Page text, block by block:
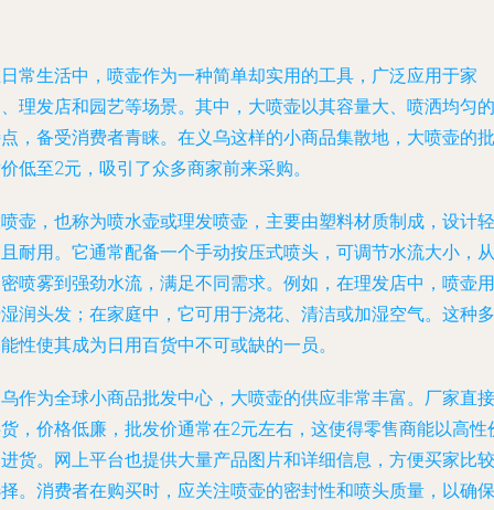
常生活中，喷壶作为一种简单却实用的工具，广泛应用于家
理发店和园艺等场景。其中，大喷壶以其容量大、喷洒均匀的
，备受消费者青睐。在义乌这样的小商品集散地，大喷壶的批
低至2元，吸引了众多商家前来采购。
壶，也称为喷水壶或理发喷壶，主要由塑料材质制成，设计轻
耐用。它通常配备一个手动按压式喷头，可调节水流大小，从
喷雾到强劲水流，满足不同需求。例如，在理发店中，喷壶用
润头发；在家庭中，它可用于浇花、清洁或加湿空气。这种多
性使其成为日用百货中不可或缺的一员。
作为全球小商品批发中心，大喷壶的供应非常丰富。厂家直接
，价格低廉，批发价通常在2元左右，这使得零售商能以高性
货。网上平台也提供大量产品图片和详细信息，方便买家比较
。消费者在购买时，应关注喷壶的密封性和喷头质量，以确保